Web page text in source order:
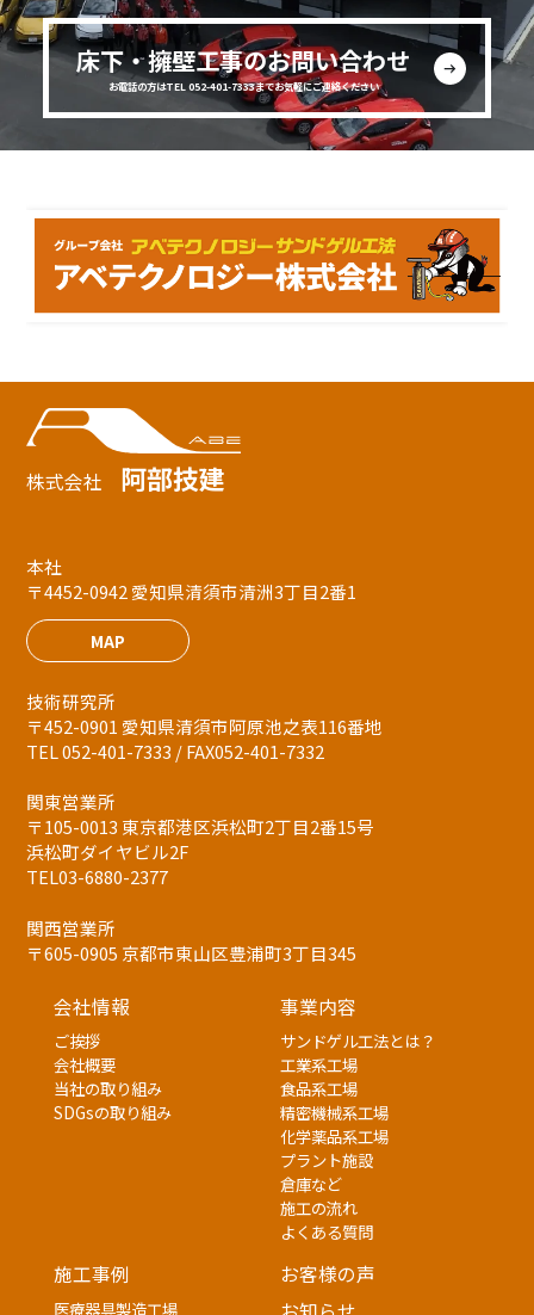
床下・擁壁工事のお問い合わせ
お電話の方はTEL 052-401-7333までお気軽にご連絡ください
株式会社 阿部技建
本社
〒4452-0942 愛知県清須市清洲3丁目2番1
MAP
技術研究所
〒452-0901 愛知県清須市阿原池之表116番地
TEL 052-401-7333 / FAX052-401-7332
関東営業所
〒105-0013 東京都港区浜松町2丁目2番15号
浜松町ダイヤビル2F
TEL03-6880-2377
関西営業所
〒605-0905 京都市東山区豊浦町3丁目345
会社情報
ご挨拶
会社概要
当社の取り組み
SDGsの取り組み
事業内容
サンドゲル工法とは？
工業系工場
食品系工場
精密機械系工場
化学薬品系工場
プラント施設
倉庫など
施工の流れ
よくある質問
施工事例
医療器具製造工場
お客様の声